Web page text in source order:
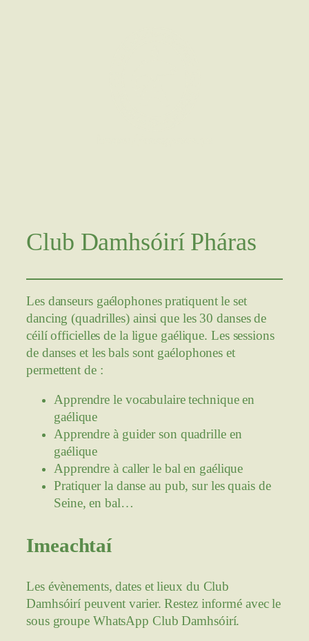
Club Damhsóirí Pháras
Les danseurs gaélophones pratiquent le set
dancing (quadrilles) ainsi que les 30 danses de
céilí officielles de la ligue gaélique. Les sessions
de danses et les bals sont gaélophones et
permettent de :
Apprendre le vocabulaire technique en
gaélique
Apprendre à guider son quadrille en
gaélique
Apprendre à caller le bal en gaélique
Pratiquer la danse au pub, sur les quais de
Seine, en bal…
Imeachtaí
Les évènements, dates et lieux du Club
Damhsóirí peuvent varier. Restez informé avec le
sous groupe WhatsApp Club Damhsóirí.